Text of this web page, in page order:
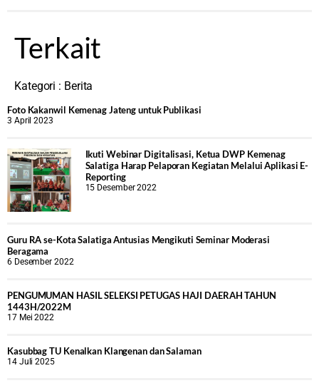
Terkait
Kategori : Berita
Foto Kakanwil Kemenag Jateng untuk Publikasi
3 April 2023
Ikuti Webinar Digitalisasi, Ketua DWP Kemenag
Salatiga Harap Pelaporan Kegiatan Melalui Aplikasi E-
Reporting
15 Desember 2022
Guru RA se-Kota Salatiga Antusias Mengikuti Seminar Moderasi
Beragama
6 Desember 2022
PENGUMUMAN HASIL SELEKSI PETUGAS HAJI DAERAH TAHUN
1443H/2022M
17 Mei 2022
Kasubbag TU Kenalkan Klangenan dan Salaman
14 Juli 2025